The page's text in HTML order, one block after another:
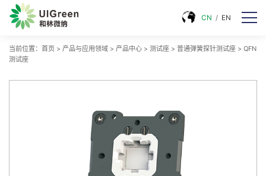
CN / EN
当前位置： 首页 > 产品与应用领域 > 产品中心 > 测试座 > 普通弹簧探针测试座 > QFN
测试座